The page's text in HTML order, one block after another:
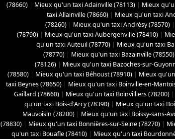
(78660) | Mieux qu'un taxi Adainville (78113) | Mieux
taxi Allainville (78660) | Mieux qu'un taxi
(78260) | Mieux qu'un taxi Andrésy (78570) |
(78790) | Mieux qu'un taxi Aubergenville (78410) |
qu'un taxi Auteuil (78770) | Mieux qu'un taxi
(78770) | Mieux qu'un taxi Bazainville (78550)
(78126) | Mieux qu'un taxi Bazoches-sur-
(78580) | Mieux qu'un taxi Béhoust (78910) | Mieux
taxi Beynes (78650) | Mieux qu'un taxi Boinville-en-
Gaillard (78660) | Mieux qu'un taxi Boinvilliers (78200) |
qu'un taxi Bois-d'Arcy (78390) | Mieux qu'un taxi
Mauvoisin (78200) | Mieux qu'un taxi Boissy-sans-
(78830) | Mieux qu'un taxi Bonnières-sur-Seine (78270) |
qu'un taxi Bouafle (78410) | Mieux qu'un taxi